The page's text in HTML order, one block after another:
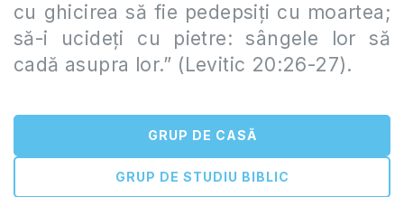
cu ghicirea să fie pedepsiţi cu moartea;
să-i ucideţi cu pietre: sângele lor să
cadă asupra lor.” (Levitic 20:26-27).
GRUP DE CASĂ
GRUP DE STUDIU BIBLIC